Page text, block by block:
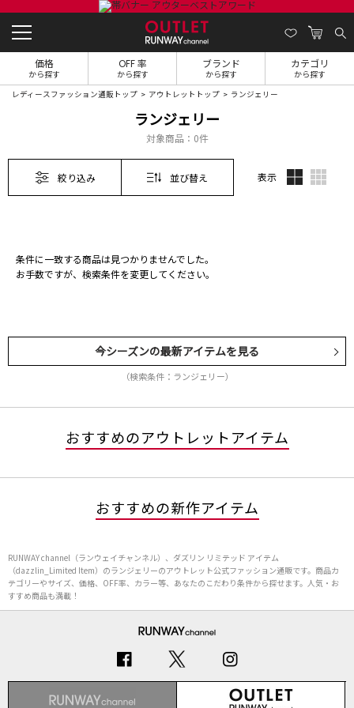
価格
から探す
OFF 率
から探す
ブランド
から探す
カテゴリ
から探す
レディースファッション通販トップ アウトレットトップ ランジェリー
ランジェリー
対象商品： 0件
絞り込み 並び替え 表示
条件に一致する商品は見つかりませんでした。
お手数ですが、検索条件を変更してください。
今シーズンの最新アイテムを見る
（検索条件：ランジェリー）
おすすめのアウトレットアイテム
おすすめの新作アイテム
RUNWAY channel（ランウェイチャンネル）、ダズリン リミテッド アイテム
（dazzlin_Limited Item）のランジェリーのアウトレット公式ファッション通販です。商品カ
テゴリーやサイズ、価格、OFF率、カラー等、あなたのこだわり条件から探せます。人気・お
すすめ商品も満載！